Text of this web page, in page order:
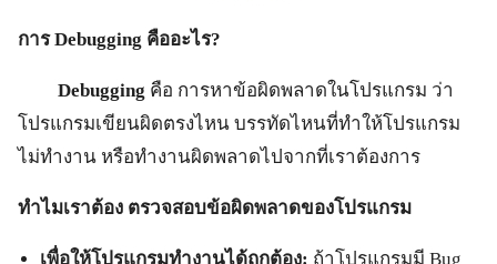
การDebugging คืออะไร?
Debugging คือ การหาข้อผิดพลาดในโปรแกรม ว่า
โปรแกรมเขียนผิดตรงไหน บรรทัดไหนที่ทำให้โปรแกรม
ไม่ทำงาน หรือทำงานผิดพลาดไปจากที่เราต้องการ
ทำไมเราต้อง ตรวจสอบข้อผิดพลาดของโปรแกรม
เพื่อให้โปรแกรมทำงานได้ถูกต้อง: ถ้าโปรแกรมมี Bug